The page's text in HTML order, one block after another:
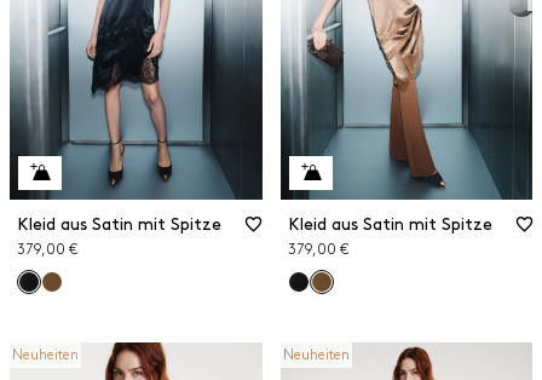
Kleid aus Satin mit Spitze
379,00 €
Kleid aus Satin mit Spitze
379,00 €
Neuheiten Neuheiten